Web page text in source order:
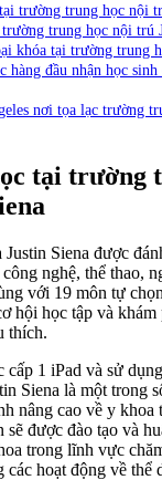
trường trung học nội
trung học nội trú
khóa tại trường trung
hàng đầu nhận học
nơi tọa lạc trường
tại trường
Siena được
nghệ, thể thao,
với 19 môn tự
hội học tập và
thích.
1 iPad và sử
Siena là một trong
nâng cao về y khoa
sẽ được đào tạo và
trong lĩnh vực
hoạt động về thể